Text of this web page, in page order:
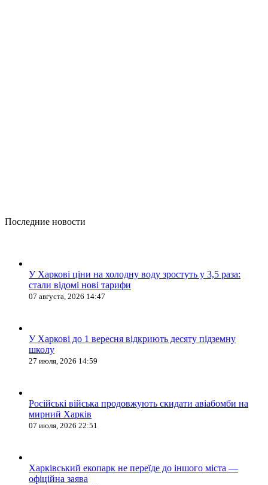
Последние новости
У Харкові ціни на холодну воду зростуть у 3,5 раза:
стали відомі нові тарифи
07 августа, 2026 14:47
У Харкові до 1 вересня відкриють десяту підземну
школу
27 июля, 2026 14:59
Російські війська продовжують скидати авіабомби на
мирний Харків
07 июля, 2026 22:51
Харківський екопарк не переїде до іншого міста —
офіційна заява